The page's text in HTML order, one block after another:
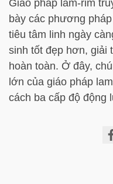
Giáo pháp lam-rim
bày các phương
tiêu tâm linh ngày
sinh tốt đẹp hơn, giải
hoàn toàn. Ở đây,
lớn của giáo pháp
cách ba cấp độ